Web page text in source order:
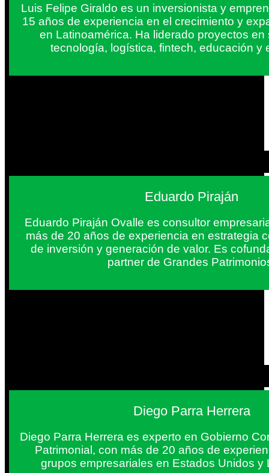
Luis Felipe Giraldo es un inversionista y
15 años de experiencia en el crecimiento y
en Latinoamérica. Ha liderado proyectos en
tecnología, logística, fintech, educación y
Eduardo Piraján
Eduardo Piraján Ovalle es consultor
más de 20 años de experiencia en estrategia
de inversión y generación de valor. Es
partner de Grandes
Diego Parra Herrera
Diego Parra Herrera es experto en Gobierno
Patrimonial, con más de 20 años de
grupos empresariales en Estados Unidos y